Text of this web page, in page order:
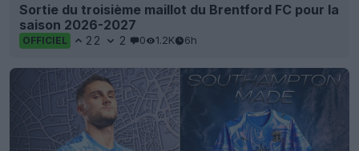
Sortie du troisième maillot du Brentford FC pour la
saison 2026-2027
OFFICIEL 22 2 0 1.2K 6h